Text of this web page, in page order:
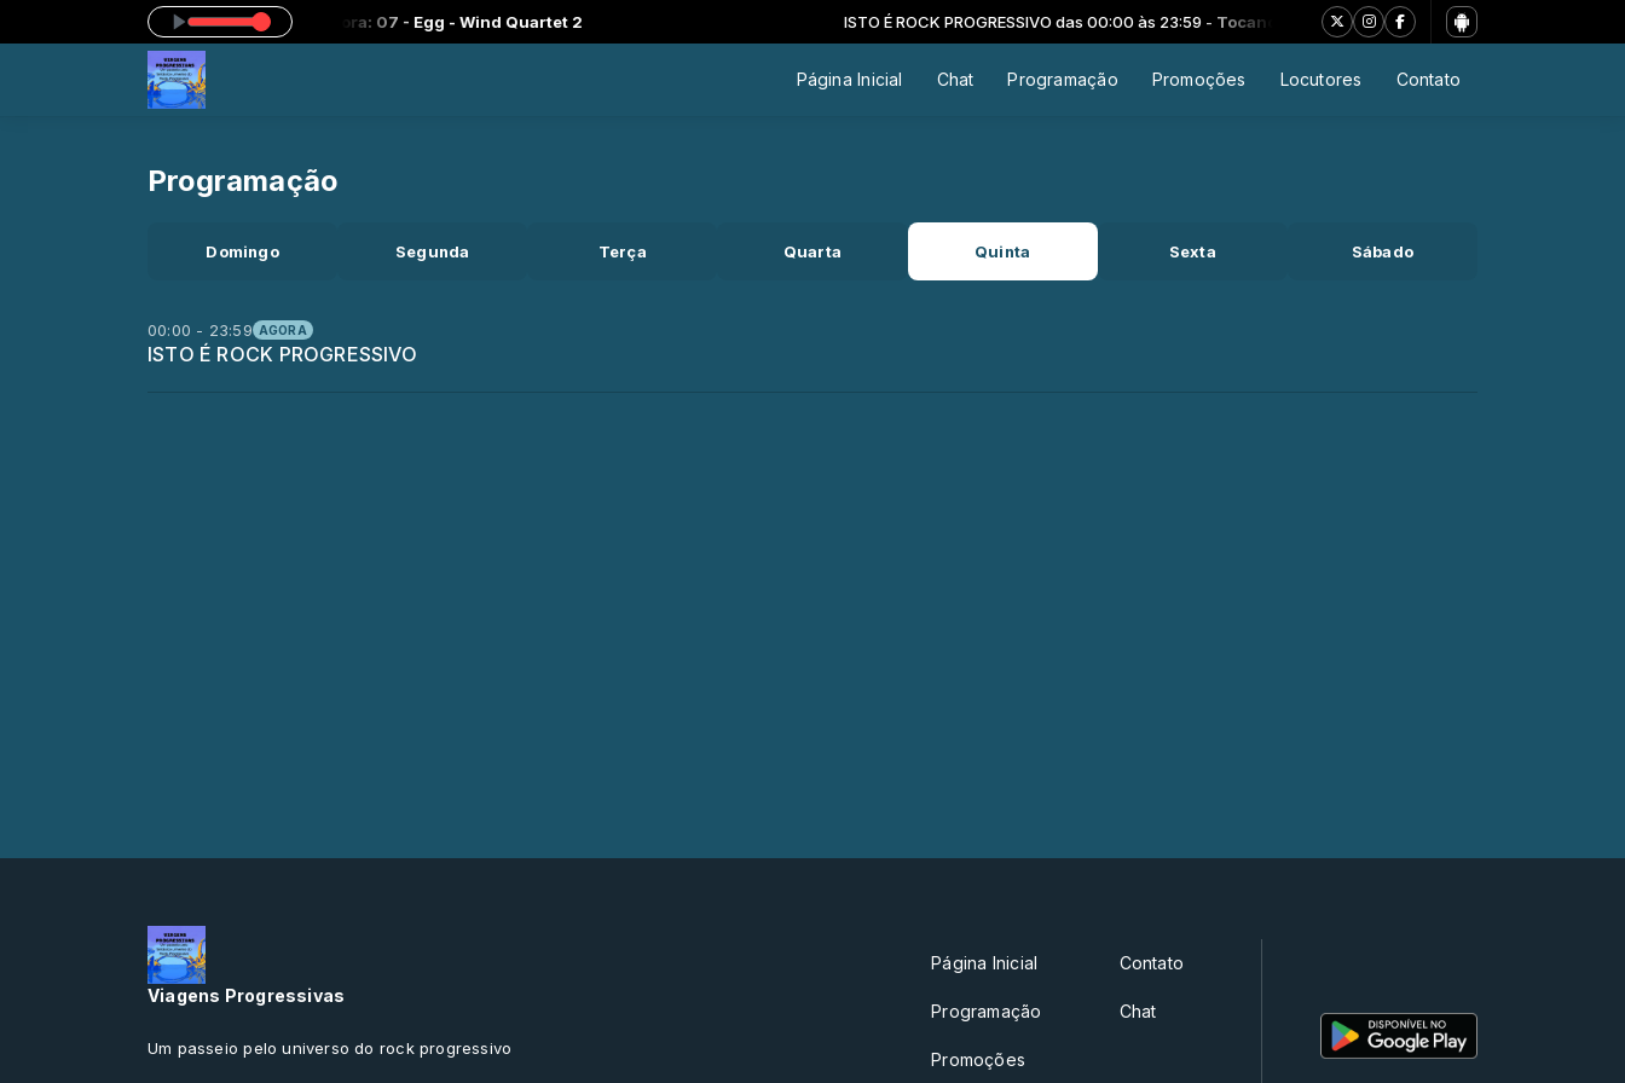
das 00:00 às 23:59 -Tocando agora: 07 - Egg - Wind Quartet 2 ISTO É ROCK PROGRESSIVO das 00:00 às 23:59 -Tocando agora: 07 - Egg - Wind Quartet 2
Página Inicial Chat Programação Promoções Locutores Contato
Programação
Domingo Segunda Terça Quarta Quinta Sexta Sábado
00:00 - 23:59 AGORA
ISTO É ROCK PROGRESSIVO
Viagens Progressivas
Um passeio pelo universo do rock progressivo
Página Inicial
Programação
Promoções
Contato
Chat